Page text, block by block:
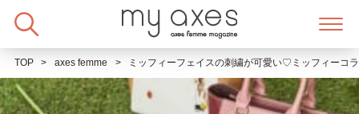
TOP axes femme ミッフィーフェイスの刺繍が可愛い♡ミッフィーコ